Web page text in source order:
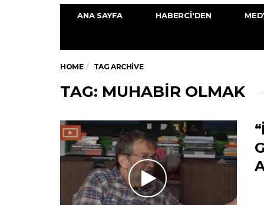
ANA SAYFA HABERCI'DEN
HOME TAG ARCHIVE
TAG: MUHABIR OLMAK